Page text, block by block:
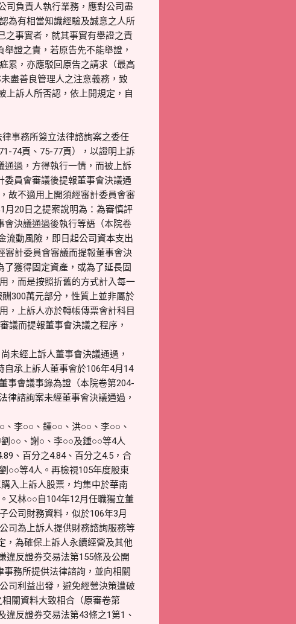
司負責人執行業務，應對公司盡
為有相當知識經驗及誠意之人所
之事實者，就其事實有舉證之責
證之責，若原告先不能舉證，
累，亦應駁回原告之請求（最高
盡善良管理人之注意義務，致
上訴人所否認，依上開規定，自
事務所簽立法律諮詢案之委任
74頁、75-77頁），以證明上訴
通過，方得執行一情，而被上訴
委員會審議後提報董事會決議通
故不適用上開須經審計委員會審
月20日之提案說明為：為審慎評
會決議通過後執行等語（本院卷
流動風險，即日起公司資本支出
審計委員會審議而提報董事會決
獲得固定資產，或為了延長固
，而是按照折舊的方式計入每一
300萬元部分，性質上並非屬於
，上訴人亦於轉帳傳票會計科目
議而提報董事會決議之程序，
未經上訴人董事會決議通過，
承上訴人董事會於106年4月14
事會議事錄為證（本院卷第204-
律諮詢案未經董事會決議通過，
李○○、鍾○○、洪○○、李○○、
○○、謝○、李○○及鍾○○等4人
、百分之4.84、百分之4.5，合
○○等4人。再檢視105年度股東
入上訴人股票，均集中於華南
又林○○自104年12月任職獨立董
公司財務資料，似於106年3月
司為上訴人提供財務諮詢服務等
，為確保上訴人永續經營及其他
違反證券交易法第155條及公開
務所提供法律諮詢，並向相關
司利益出發，避免經營決策遭破
關資料大致相合（原審卷第
反證券交易法第43條之1第1、